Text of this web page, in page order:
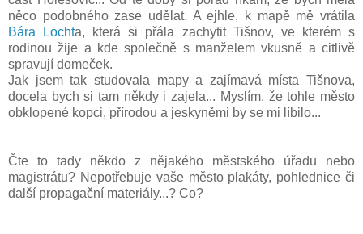
něco podobného zase udělat. A ejhle, k mapě mě vrátila
Bára Lochta, která si přála zachytit Tišnov, ve kterém s
rodinou žije a kde společně s manželem vkusně a citlivě
spravují domeček.
Jak jsem tak studovala mapy a zajímavá místa Tišnova,
docela bych si tam někdy i zajela... Myslím, že tohle město
obklopené kopci, přírodou a jeskyněmi by se mi líbilo...
Čte to tady někdo z nějakého městského úřadu nebo
magistrátu? Nepotřebuje vaše město plakáty, pohlednice či
další propagační materiály...? Co?